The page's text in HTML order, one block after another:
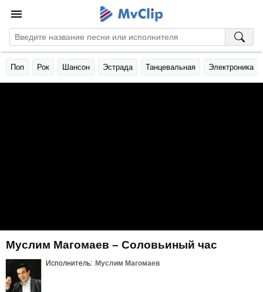
Поп Рок Шансон Эстрада Танцевальная Электроника
Муслим Магомаев – Соловьиный час
Исполнитель: Муслим Магомаев